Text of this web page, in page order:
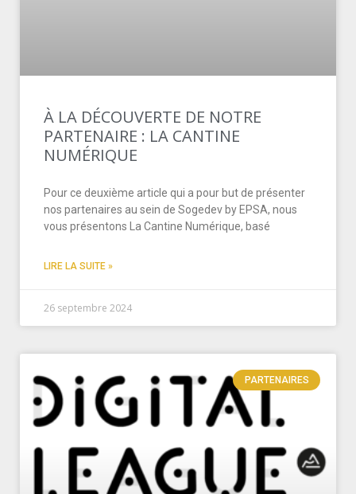
À LA DÉCOUVERTE DE NOTRE
PARTENAIRE : LA CANTINE
NUMÉRIQUE
Pour ce deuxième article qui a pour but de présenter
nos partenaires au sein de Sogedev by EPSA, nous
vous présentons La Cantine Numérique, basé
LIRE LA SUITE »
26 septembre 2024
PARTENAIRES